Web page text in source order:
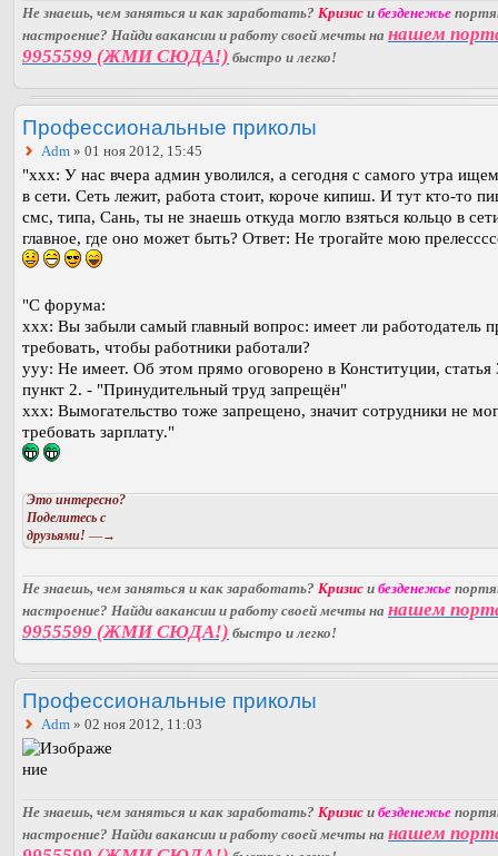
Не знаешь, чем заняться и как заработать? Кризис и безденежье
настроение? Найди вакансии и работу своей мечты на нашем
9955599 (ЖМИ СЮДА!) быстро и легко!
Профессиональные приколы
Adm » 01 ноя 2012, 15:45
"ххх: У нас вчера админ уволился, а сегодня с самого утра
в сети. Сеть лежит, работа стоит, короче кипиш. И тут кто-то
смс, типа, Сань, ты не знаешь откуда могло взяться кольцо в
главное, где оно может быть? Ответ: Не трогайте мою
"С форума:
xxx: Вы забыли самый главный вопрос: имеет ли работодатель
требовать, чтобы работники работали?
yyy: Не имеет. Об этом прямо оговорено в Конституции, статья
пункт 2. - "Принудительный труд запрещён"
xxx: Вымогательство тоже запрещено, значит сотрудники не
требовать зарплату."
Это интересно?
Поделитесь с
друзьями! —→
Не знаешь, чем заняться и как заработать? Кризис и безденежье
настроение? Найди вакансии и работу своей мечты на нашем
9955599 (ЖМИ СЮДА!) быстро и легко!
Профессиональные приколы
Adm » 02 ноя 2012, 11:03
Не знаешь, чем заняться и как заработать? Кризис и безденежье
настроение? Найди вакансии и работу своей мечты на нашем